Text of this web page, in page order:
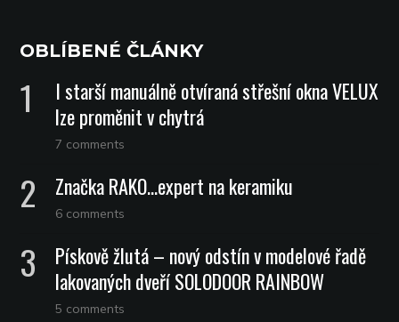
OBLÍBENÉ ČLÁNKY
I starší manuálně otvíraná střešní okna VELUX
lze proměnit v chytrá
7 comments
Značka RAKO…expert na keramiku
6 comments
Pískově žlutá – nový odstín v modelové řadě
lakovaných dveří SOLODOOR RAINBOW
5 comments